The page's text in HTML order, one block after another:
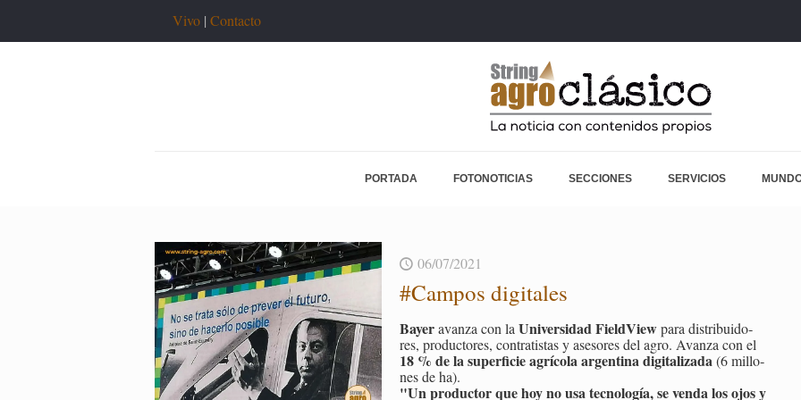
Vivo | Contacto
PORTADA FOTONOTICIAS SECCIONES SERVICIOS
06/07/2021
#Cam­pos di­gi­ta­les
Bayeravan­za con laUni­ver­si­dad Field­Viewpara dis­tri­bui­do­
res, pro­duc­to­res, con­tra­tis­tas y ase­so­res del agro. Avan­za con el
18 % de la su­per­fi­cie agrí­co­la ar­gen­ti­na di­gi­ta­li­za­da(6 mi­llo­
nes de ha).
"Un pro­duc­tor que hoy no usa tec­no­lo­gía, se venda los ojos y